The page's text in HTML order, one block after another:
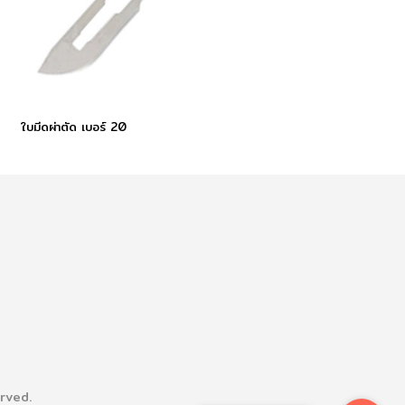
ใบมีดผ่าตัด เบอร์ 20